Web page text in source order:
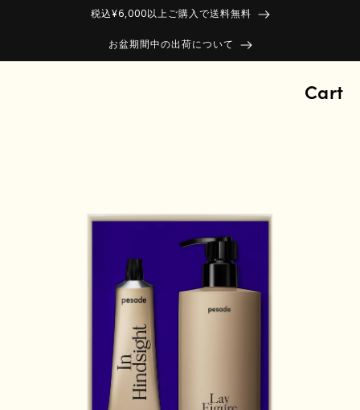
税込¥6,000以上ご購入で送料無料
お盆期間中の出荷について
Cart